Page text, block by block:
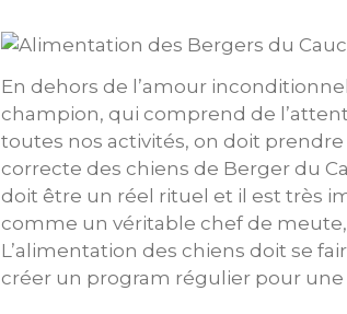
En dehors de l’amour
champion, qui comprend de
toutes nos activités, on doit
correcte des chiens de Berger du
doit être un réel rituel et il est très
comme un véritable chef de
L’alimentation des chiens doit se
créer un program régulier pour